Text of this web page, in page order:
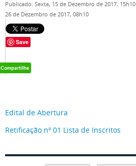
Publicado: Sexta, 15 de Dezembro de 2017, 15h10
26 de Dezembro de 2017, 08h10
Save
Edital de Abertura
Retificação nº 01 Lista de Inscritos